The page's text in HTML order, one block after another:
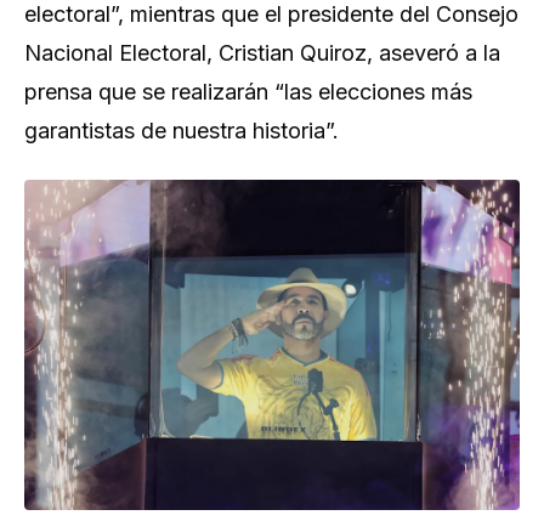
electoral”, mientras que el presidente del Consejo
Nacional Electoral, Cristian Quiroz, aseveró a la
prensa que se realizarán “las elecciones más
garantistas de nuestra historia”.